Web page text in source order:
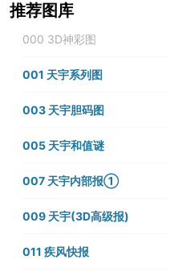
推荐图库
000 3D神彩图
001 天宇系列图
003 天宇胆码图
005 天宇和值谜
007 天宇内部报①
009 天宇(3D高级报)
011 疾风快报